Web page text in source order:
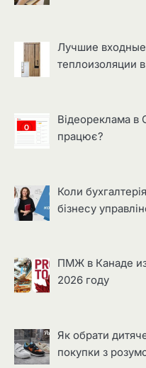
Лучшие
теплоизоляции
Відеореклама в
працює?
Коли
бізнесу
ПМЖ в Канаде из
2026 году
Як обрати
покупки з